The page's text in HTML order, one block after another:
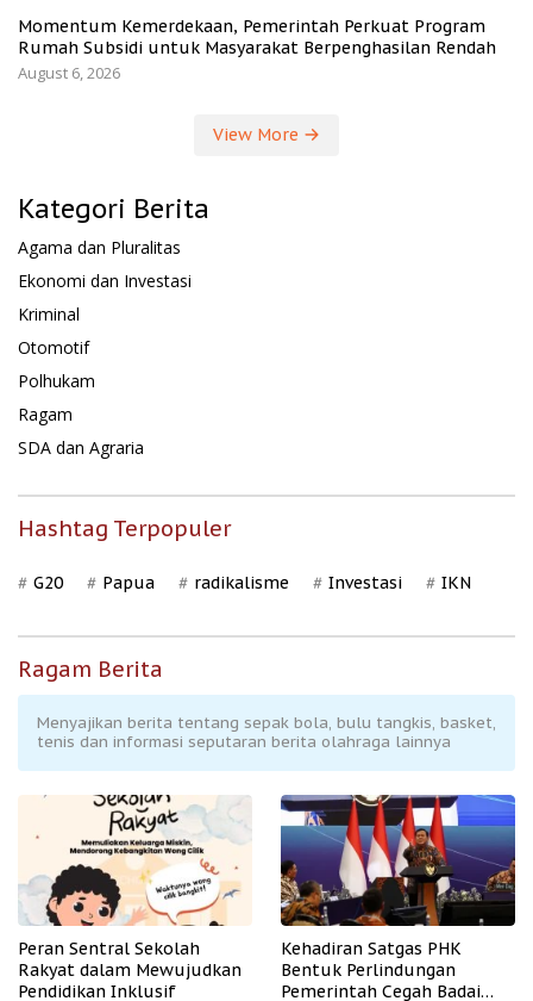
Momentum Kemerdekaan, Pemerintah Perkuat Program
Rumah Subsidi untuk Masyarakat Berpenghasilan Rendah
August 6, 2026
View More
Kategori Berita
Agama dan Pluralitas
Ekonomi dan Investasi
Kriminal
Otomotif
Polhukam
Ragam
SDA dan Agraria
Hashtag Terpopuler
G20 Papua radikalisme Investasi IKN
Ragam Berita
Menyajikan berita tentang sepak bola, bulu tangkis, basket,
tenis dan informasi seputaran berita olahraga lainnya
Peran Sentral Sekolah
Rakyat dalam Mewujudkan
Pendidikan Inklusif
Kehadiran Satgas PHK
Bentuk Perlindungan
Pemerintah Cegah Badai